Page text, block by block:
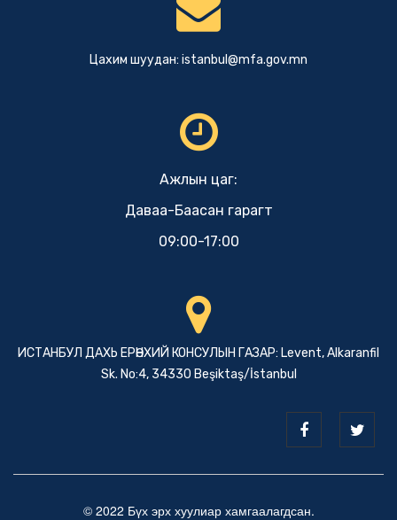
Цахим шуудан: istanbul@mfa.gov.mn
Ажлын цаг:
Даваа-Баасан гарагт
09:00-17:00
ИСТАНБУЛ ДАХЬ ЕРӨНХИЙ КОНСУЛЫН ГАЗАР: Levent, Alkaranfil
Sk. No:4, 34330 Beşiktaş/İstanbul
© 2022 Бүх эрх хуулиар хамгаалагдсан.